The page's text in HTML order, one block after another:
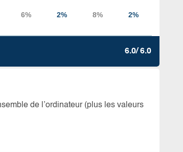
6.0/ 6.0
de l’ordinateur (plus les valeurs